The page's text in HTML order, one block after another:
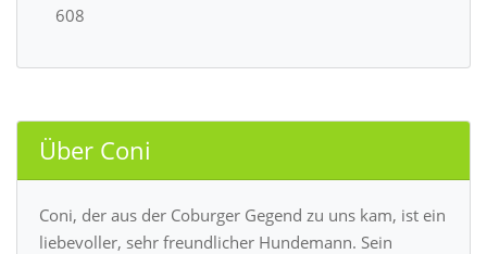
608
Über Coni
Coni, der aus der Coburger Gegend zu uns kam, ist ein
liebevoller, sehr freundlicher Hundemann. Sein